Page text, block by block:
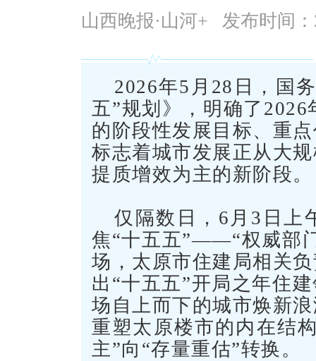
山西晚报·山河+ 发布时间：
2026年5月28日，国
五”规划》，明确了
的阶段性发展目标、重
标志着城市发展正从大
提质增效为主的新阶段。
仅隔数日，6月3日上
焦“十五五”——“权威部
场，太原市住建局相关
出“十五五”开局之年住
场自上而下的城市焕新
重塑太原楼市的内在结
主”向“存量重估”转换。